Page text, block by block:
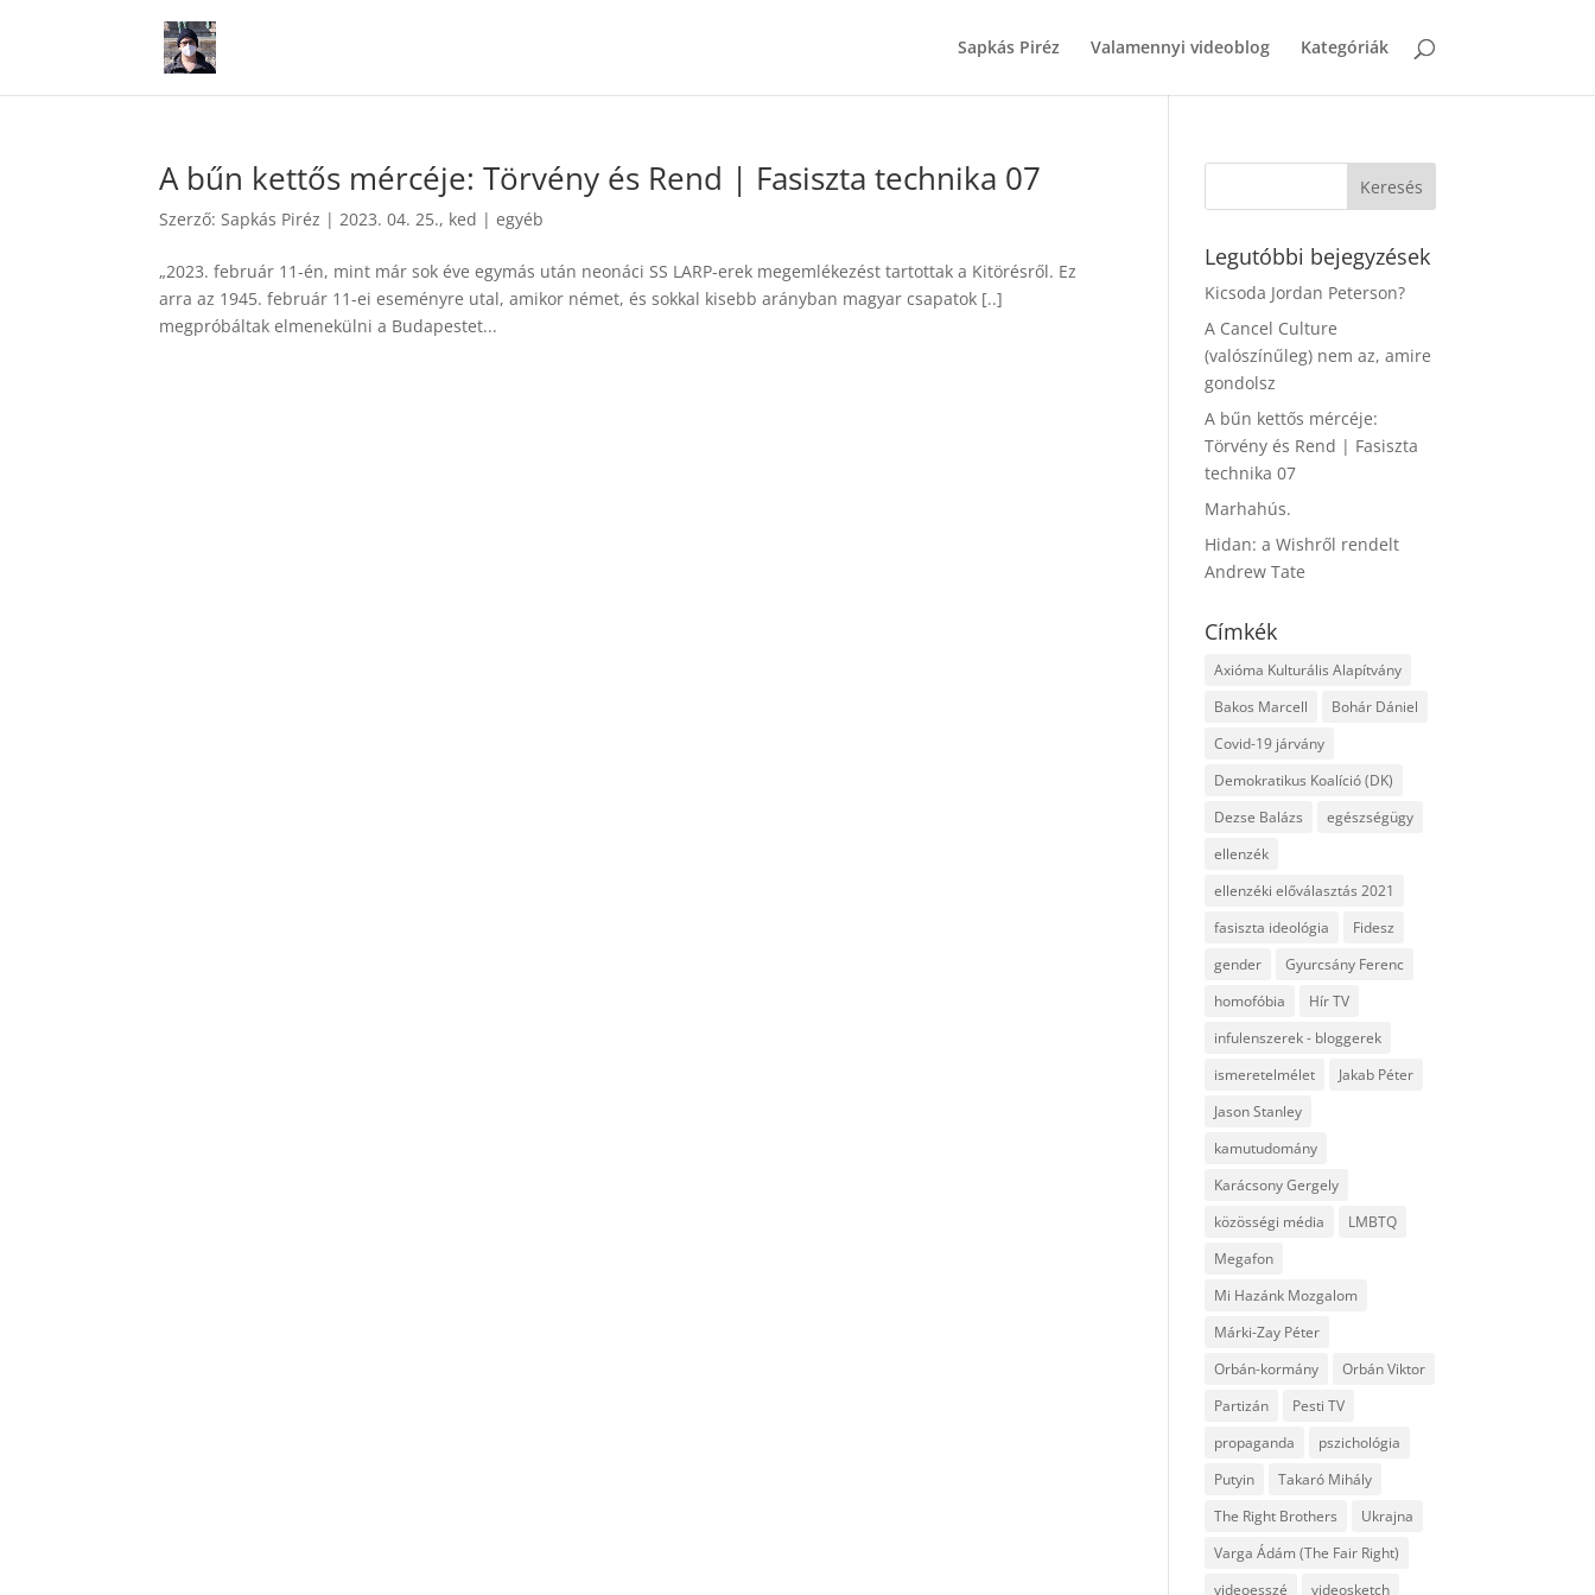
Sapkás Piréz Valamennyi videoblog Kategóriák
A bűn kettős mércéje: Törvény és Rend | Fasiszta technika 07
Szerző:Sapkás Piréz |2023. 04. 25., ked |egyéb
„2023. február 11-én, mint már sok éve egymás után neonáci SS LARP-erek megemlékezést tartottak a Kitörésről. Ez
arra az 1945. február 11-ei eseményre utal, amikor német, és sokkal kisebb arányban magyar csapatok [..]
megpróbáltak elmenekülni a Budapestet...
Legutóbbi bejegyzések
Kicsoda Jordan Peterson?
A Cancel Culture
(valószínűleg) nem az, amire
gondolsz
A bűn kettős mércéje:
Törvény és Rend | Fasiszta
technika 07
Marhahús.
Hidan: a Wishről rendelt
Andrew Tate
Címkék
Axióma Kulturális Alapítvány
Bakos Marcell
Bohár Dániel
Covid-19 járvány
Demokratikus Koalíció (DK)
Dezse Balázs
egészségügy
ellenzék
ellenzéki előválasztás 2021
fasiszta ideológia
Fidesz
gender
Gyurcsány Ferenc
homofóbia
Hír TV
infulenszerek - bloggerek
ismeretelmélet
Jakab Péter
Jason Stanley
kamutudomány
Karácsony Gergely
közösségi média
LMBTQ
Megafon
Mi Hazánk Mozgalom
Márki-Zay Péter
Orbán-kormány
Orbán Viktor
Partizán
Pesti TV
propaganda
pszichológia
Putyin
Takaró Mihály
The Right Brothers
Ukrajna
Varga Ádám (The Fair Right)
videoesszé
videosketch